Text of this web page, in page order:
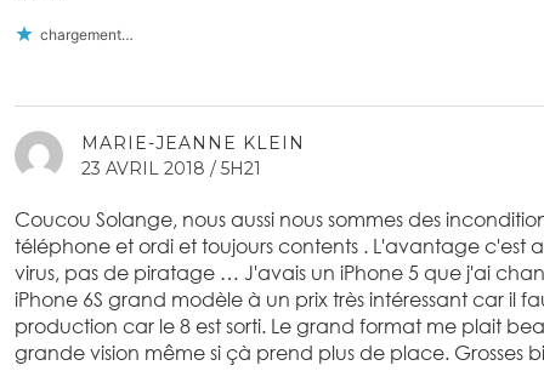
chargement…
MARIE-JEANNE KLEIN
23 AVRIL 2018 / 5H21
Coucou Solange, nous aussi nous sommes des
téléphone et ordi et toujours contents . L'avantage c'est
virus, pas de piratage … J'avais un iPhone 5 que j'ai
iPhone 6S grand modèle à un prix très intéressant car il
production car le 8 est sorti. Le grand format me plait
grande vision même si çà prend plus de place. Grosses